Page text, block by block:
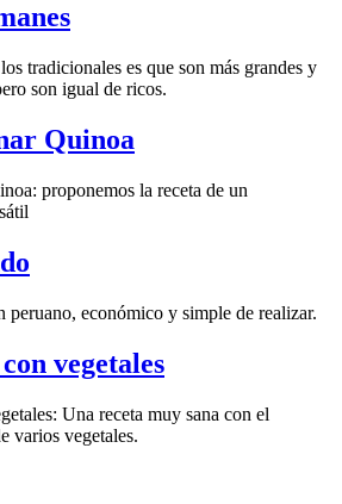
tradicionales es que son más grandes y
son igual de ricos.
Quinoa
proponemos la receta de un
peruano, económico y simple de realizar.
vegetales
Una receta muy sana con el
varios vegetales.